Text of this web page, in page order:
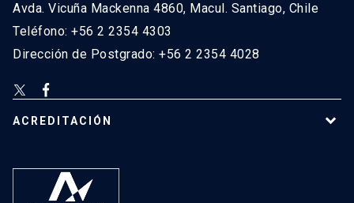
Avda. Vicuña Mackenna 4860, Macul. Santiago, Chile
Teléfono: +56 2 2354 4303
Dirección de Postgrado: +56 2 2354 4028
ACREDITACIÓN